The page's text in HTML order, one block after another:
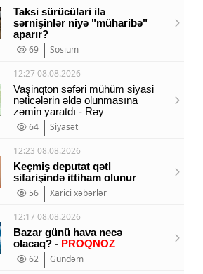
Taksi sürücüləri ilə
sərnişinlər niyə "müharibə"
aparır?
69
Sosium
12:27 08.08.2026
Vaşinqton səfəri mühüm siyasi
nəticələrin əldə olunmasına
zəmin yaratdı - Rəy
64
Siyasət
12:23 08.08.2026
Keçmiş deputat qətl
sifarişində ittiham olunur
56
Xarici xəbərlər
12:17 08.08.2026
Bazar günü hava necə
olacaq? - PROQNOZ
62
Gündəm